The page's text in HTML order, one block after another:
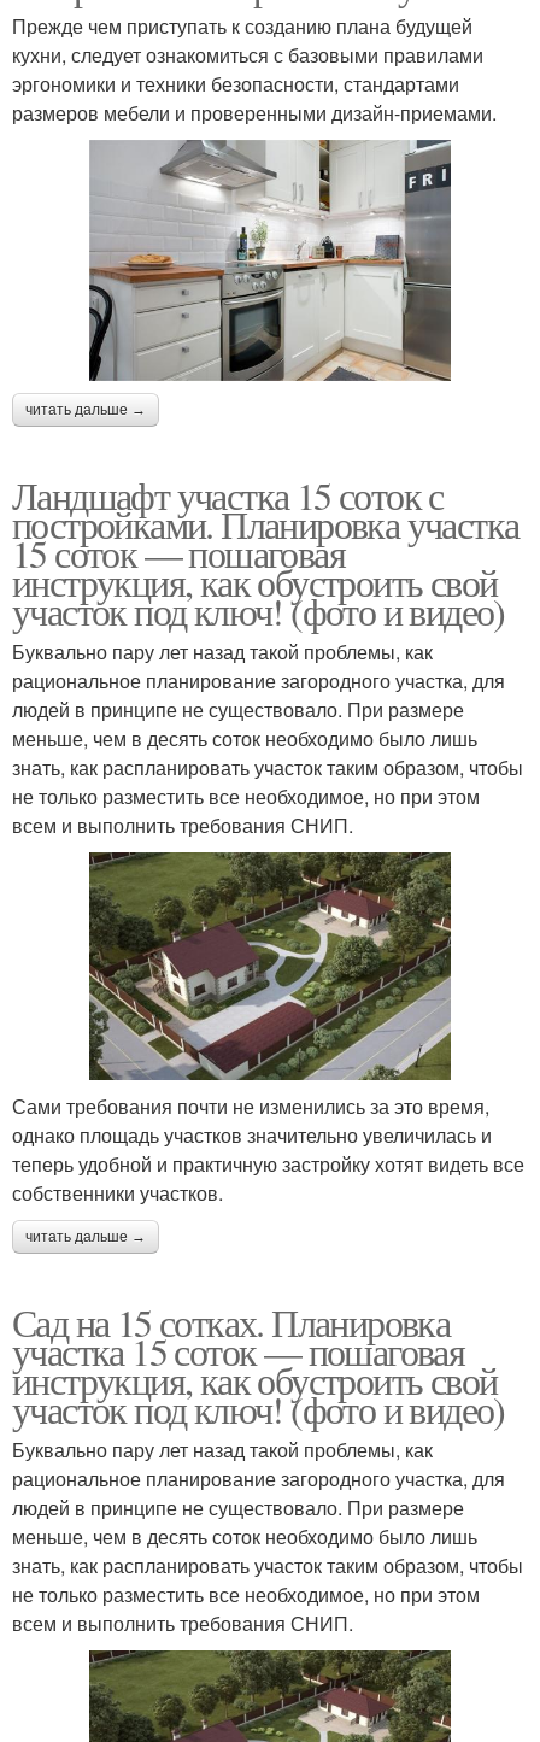
Прежде чем приступать к созданию плана будущей
кухни, следует ознакомиться с базовыми правилами
эргономики и техники безопасности, стандартами
размеров мебели и проверенными дизайн-приемами.
читать дальше →
Ландшафт участка 15 соток с
постройками. Планировка участка
15 соток — пошаговая
инструкция, как обустроить свой
участок под ключ! (фото и видео)
Буквально пару лет назад такой проблемы, как
рациональное планирование загородного участка, для
людей в принципе не существовало. При размере
меньше, чем в десять соток необходимо было лишь
знать, как распланировать участок таким образом, чтобы
не только разместить все необходимое, но при этом
всем и выполнить требования СНИП.
Сами требования почти не изменились за это время,
однако площадь участков значительно увеличилась и
теперь удобной и практичную застройку хотят видеть все
собственники участков.
читать дальше →
Сад на 15 сотках. Планировка
участка 15 соток — пошаговая
инструкция, как обустроить свой
участок под ключ! (фото и видео)
Буквально пару лет назад такой проблемы, как
рациональное планирование загородного участка, для
людей в принципе не существовало. При размере
меньше, чем в десять соток необходимо было лишь
знать, как распланировать участок таким образом, чтобы
не только разместить все необходимое, но при этом
всем и выполнить требования СНИП.